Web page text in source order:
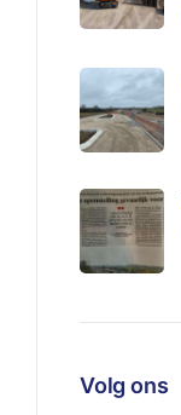
Volg ons